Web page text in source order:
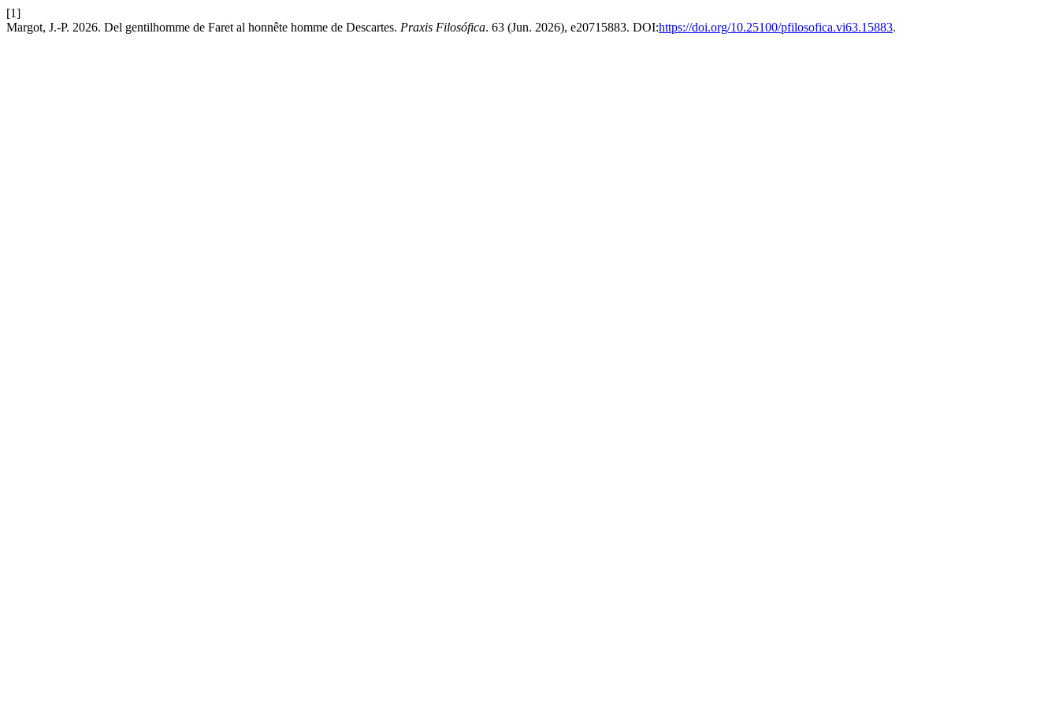
[1]
Margot, J.-P. 2026. Del gentilhomme de Faret al honnête homme de Descartes. Praxis Filosófica. 63 (Jun. 2026), e20715883. DOI:https://doi.org/10.25100/pfilosofica.vi63.15883.